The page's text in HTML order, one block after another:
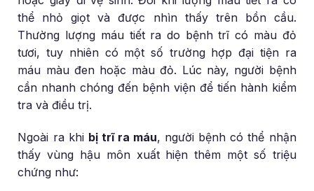
thể nhỏ giọt và được nhìn thấy trên bồn cầu.
Thường lượng máu tiết ra do bệnh trĩ có màu đỏ
tươi, tuy nhiên có một số trường hợp đại tiện ra
máu màu đen hoặc màu đỏ. Lúc này, người bệnh
cần nhanh chóng đến bệnh viện để tiến hành kiểm
tra và điều trị.
Ngoài ra khi bị trĩ ra máu, người bệnh có thể nhận
thấy vùng hậu môn xuất hiện thêm một số triệu
chứng như: